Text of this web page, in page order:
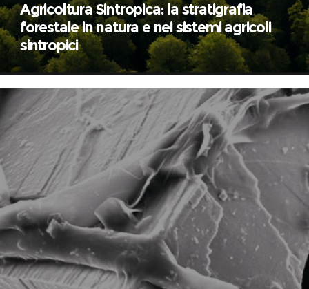
Agricoltura Sintropica: la stratigrafia
forestale in natura e nei sistemi agricoli
sintropici